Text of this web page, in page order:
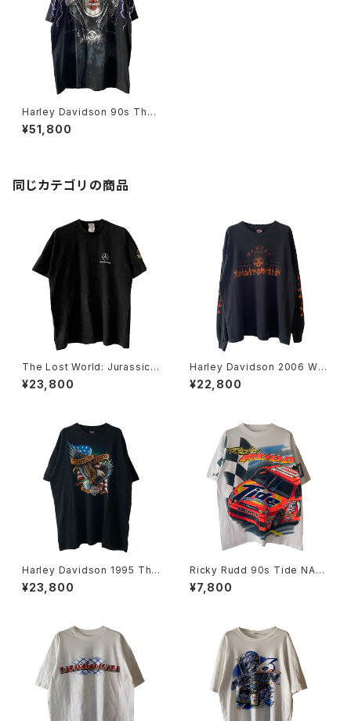
Harley Davidson 90s Thun
der & Lightning Tee
¥51,800
同じカテゴリの商品
The Lost World: Jurassic P
ark 90s Mercedes-Benz M
L320 Tee
¥23,800
Harley Davidson 2006 Wa
nted Skull Flame L/S Tee
¥22,800
Harley Davidson 1995 The
American Legend Eagle &
Flag Tee
¥23,800
Ricky Rudd 90s Tide NAS
CAR Tee
¥7,800